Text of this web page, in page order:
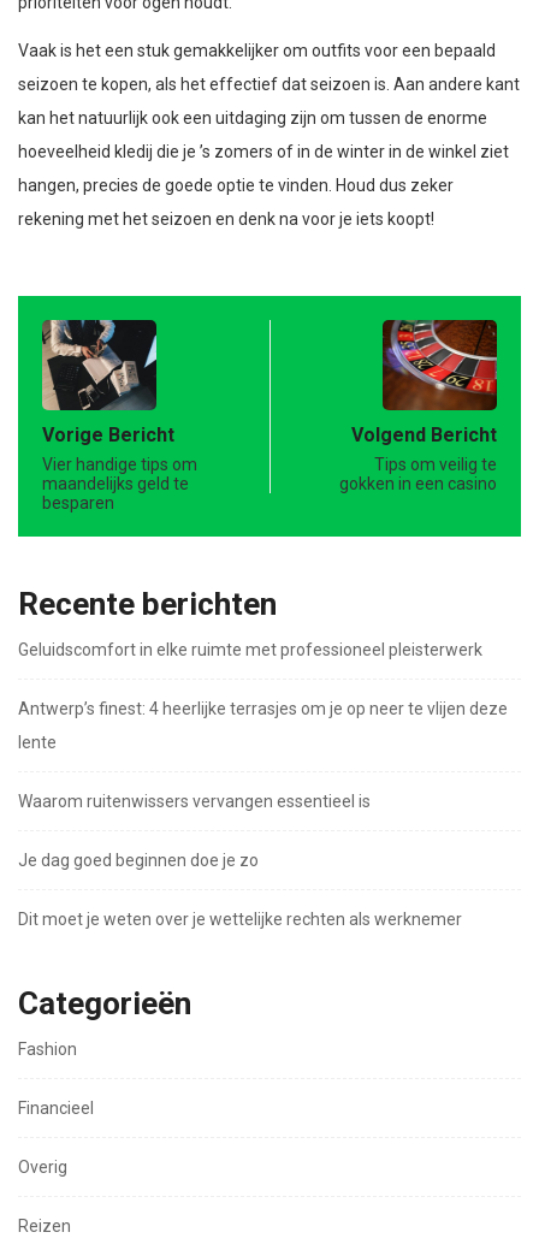
Vaak is het een stuk gemakkelijker om outfits voor een bepaald
seizoen te kopen, als het effectief dat seizoen is. Aan andere kant
kan het natuurlijk ook een uitdaging zijn om tussen de enorme
hoeveelheid kledij die je ’s zomers of in de winter in de winkel ziet
hangen, precies de goede optie te vinden. Houd dus zeker
rekening met het seizoen en denk na voor je iets koopt!
Vorige Bericht
Vier handige tips om
maandelijks geld te
besparen
Volgend Bericht
Tips om veilig te
gokken in een casino
Recente berichten
Geluidscomfort in elke ruimte met professioneel pleisterwerk
Antwerp’s finest: 4 heerlijke terrasjes om je op neer te vlijen deze
lente
Waarom ruitenwissers vervangen essentieel is
Je dag goed beginnen doe je zo
Dit moet je weten over je wettelijke rechten als werknemer
Categorieën
Fashion
Financieel
Overig
Reizen